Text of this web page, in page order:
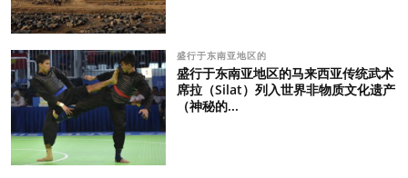
盛行于东南亚地区的
盛行于东南亚地区的马来西亚传统武术
席拉（Silat）列入世界非物质文化遗产
（神秘的...